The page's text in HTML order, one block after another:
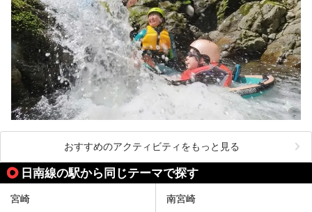
おすすめのアクティビティをもっと見る
日南線の駅から同じテーマで探す
宮崎 南宮崎